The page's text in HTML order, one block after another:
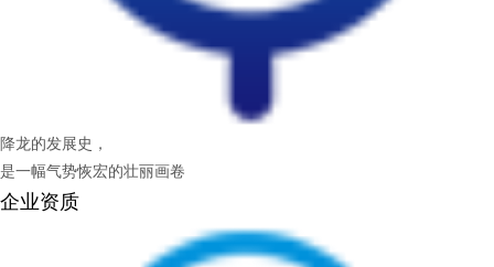
降龙的发展史，
是一幅气势恢宏的壮丽画卷
企业资质